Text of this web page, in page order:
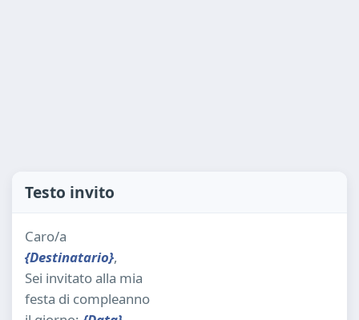
Testo invito
Caro/a
{Destinatario},
Sei invitato alla mia
festa di compleanno